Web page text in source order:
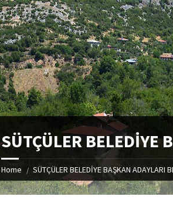
SÜTÇÜLER BELEDİYE
Home SÜTÇÜLER BELEDİYE BAŞKAN ADAYLARI